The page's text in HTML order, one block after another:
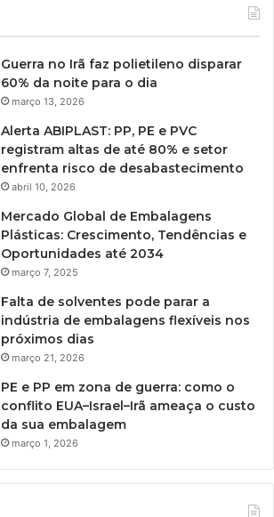
Guerra no Irã faz polietileno disparar
60% da noite para o dia
março 13, 2026
Alerta ABIPLAST: PP, PE e PVC
registram altas de até 80% e setor
enfrenta risco de desabastecimento
abril 10, 2026
Mercado Global de Embalagens
Plásticas: Crescimento, Tendências e
Oportunidades até 2034
março 7, 2025
Falta de solventes pode parar a
indústria de embalagens flexíveis nos
próximos dias
março 21, 2026
PE e PP em zona de guerra: como o
conflito EUA–Israel–Irã ameaça o custo
da sua embalagem
março 1, 2026